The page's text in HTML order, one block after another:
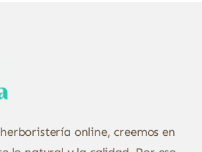
online, creemos en